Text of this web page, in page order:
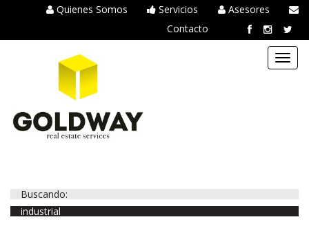
Quienes Somos Servicios
Asesores
Contacto
Buscando:
industrial